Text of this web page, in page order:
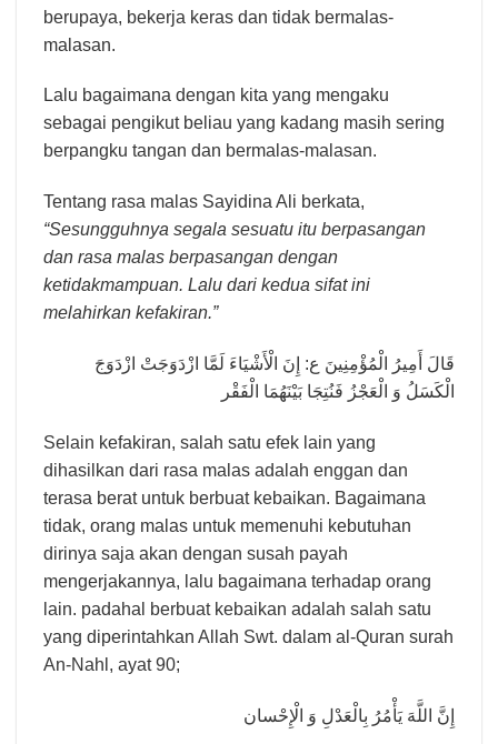
berupaya, bekerja keras dan tidak bermalas-
malasan.
Lalu bagaimana dengan kita yang mengaku
sebagai pengikut beliau yang kadang masih sering
berpangku tangan dan bermalas-malasan.
Tentang rasa malas Sayidina Ali berkata,
“Sesungguhnya segala sesuatu itu berpasangan
dan rasa malas berpasangan dengan
ketidakmampuan. Lalu dari kedua sifat ini
melahirkan kefakiran.”
قَالَ أَمِيرُ الْمُؤْمِنِينَ ع‏: إِنَ‏ الْأَشْيَاءَ لَمَّا ازْدَوَجَتْ‏ ازْدَوَجَ
الْكَسَلُ وَ الْعَجْزُ فَنُتِجَا بَيْنَهُمَا الْفَقْر
Selain kefakiran, salah satu efek lain yang
dihasilkan dari rasa malas adalah enggan dan
terasa berat untuk berbuat kebaikan. Bagaimana
tidak, orang malas untuk memenuhi kebutuhan
dirinya saja akan dengan susah payah
mengerjakannya, lalu bagaimana terhadap orang
lain. padahal berbuat kebaikan adalah salah satu
yang diperintahkan Allah Swt. dalam al-Quran surah
An-Nahl, ayat 90;
إِنَّ اللَّهَ يَأْمُرُ بِالْعَدْلِ وَ الْإِحْسان